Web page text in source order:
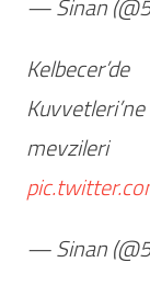
— Sinan
— Sinan